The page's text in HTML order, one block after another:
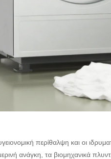
περίθαλψη και οι
ανάγκη, τα βιομηχανικά